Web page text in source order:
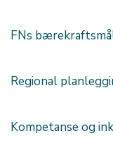
FNs
Regional
Kompetanse og